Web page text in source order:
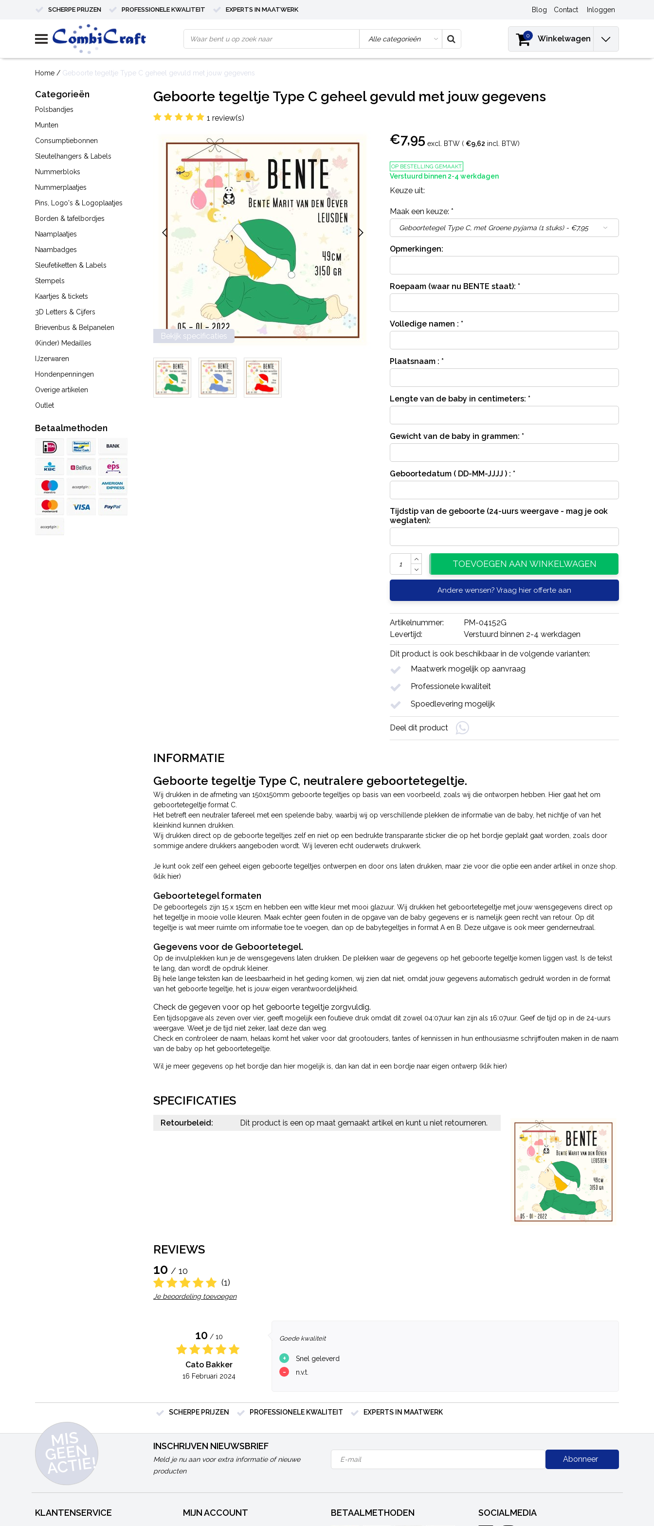
SCHERPE PRIJZEN PROFESSIONELE KWALITEIT EXPERTS IN MAATWERK Blog Contact Inloggen
0 Winkelwagen
Home / Geboorte tegeltje Type C geheel gevuld met jouw gegevens
Categorieën
Polsbandjes
Munten
Consumptiebonnen
Sleutelhangers & Labels
Nummerbloks
Nummerplaatjes
Pins, Logo's & Logoplaatjes
Borden & tafelbordjes
Naamplaatjes
Naambadges
Sleufetiketten & Labels
Stempels
Kaartjes & tickets
3D Letters & Cijfers
Brievenbus & Belpanelen
(Kinder) Medailles
IJzerwaren
Hondenpenningen
Overige artikelen
Outlet
Betaalmethoden
Geboorte tegeltje Type C geheel gevuld met jouw gegevens
1 review(s)
Bekijk specificaties
€7,95 excl. BTW ( €9,62 incl. BTW)
OP BESTELLING GEMAAKT
Verstuurd binnen 2-4 werkdagen
Keuze uit:
Maak een keuze: *
Opmerkingen:
Roepaam (waar nu BENTE staat): *
Volledige namen : *
Plaatsnaam : *
Lengte van de baby in centimeters: *
Gewicht van de baby in grammen: *
Geboortedatum ( DD-MM-JJJJ ) : *
Tijdstip van de geboorte (24-uurs weergave - mag je ook
weglaten):
TOEVOEGEN AAN WINKELWAGEN
Andere wensen? Vraag hier offerte aan
Artikelnummer:
PM-04152G
Levertijd:
Verstuurd binnen 2-4 werkdagen
Dit product is ook beschikbaar in de volgende varianten:
Maatwerk mogelijk op aanvraag
Professionele kwaliteit
Spoedlevering mogelijk
Deel dit product
INFORMATIE
Geboorte tegeltje Type C, neutralere geboortetegeltje.
Wij drukken in de afmeting van 150x150mm geboorte tegeltjes op basis van een voorbeeld, zoals wij die ontworpen hebben. Hier gaat het om
geboortetegeltje format C.
Het betreft een neutraler tafereel met een spelende baby, waarbij wij op verschillende plekken de informatie van de baby, het nichtje of van het
kleinkind kunnen drukken.
Wij drukken direct op de geboorte tegeltjes zelf en niet op een bedrukte transparante sticker die op het bordje geplakt gaat worden, zoals door
sommige andere drukkers aangeboden wordt. Wij leveren echt ouderwets drukwerk.
Je kunt ook zelf een geheel eigen geboorte tegeltjes ontwerpen en door ons laten drukken, maar zie voor die optie een ander artikel in onze shop.
(klik hier)
Geboortetegel formaten
De geboortegels zijn 15 x 15cm en hebben een witte kleur met mooi glazuur. Wij drukken het geboortetegeltje met jouw wensgegevens direct op
het tegeltje in mooie volle kleuren. Maak echter geen fouten in de opgave van de baby gegevens er is namelijk geen recht van retour. Op dit
tegeltje is wat meer ruimte om informatie toe te voegen, dan op de babytegeltjes in format A en B. Deze uitgave is ook meer genderneutraal.
Gegevens voor de Geboortetegel.
Op de invulplekken kun je de wensgegevens laten drukken. De plekken waar de gegevens op het geboorte tegeltje komen liggen vast. Is de tekst
te lang, dan wordt de opdruk kleiner.
Bij hele lange teksten kan de leesbaarheid in het geding komen, wij zien dat niet, omdat jouw gegevens automatisch gedrukt worden in de format
van het geboorte tegeltje, het is jouw eigen verantwoordelijkheid.
Check de gegeven voor op het geboorte tegeltje zorgvuldig.
Een tijdsopgave als zeven over vier, geeft mogelijk een foutieve druk omdat dit zowel 04:07uur kan zijn als 16:07uur. Geef de tijd op in de 24-uurs
weergave. Weet je de tijd niet zeker, laat deze dan weg.
Check en controleer de naam, helaas komt het vaker voor dat grootouders, tantes of kennissen in hun enthousiasme schrijffouten maken in de naam
van de baby op het geboortetegeltje.
Wil je meer gegevens op het bordje dan hier mogelijk is, dan kan dat in een bordje naar eigen ontwerp (klik hier)
SPECIFICATIES
Retourbeleid: Dit product is een op maat gemaakt artikel en kunt u niet retourneren.
REVIEWS
10 / 10
(1)
Je beoordeling toevoegen
10 / 10
Cato Bakker
16 Februari 2024
Goede kwaliteit
+ Snel geleverd
- n.v.t.
SCHERPE PRIJZEN PROFESSIONELE KWALITEIT EXPERTS IN MAATWERK
MI
S
G
E
E
N
A
C
TI
E!
INSCHRIJVEN NIEUWSBRIEF
Meld je nu aan voor extra informatie of nieuwe
producten
Abonneer
KLANTENSERVICE MIJN ACCOUNT BETAALMETHODEN SOCIALMEDIA